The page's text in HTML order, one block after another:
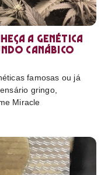
a genética
canábico
famosas ou já
gringo,
Miracle